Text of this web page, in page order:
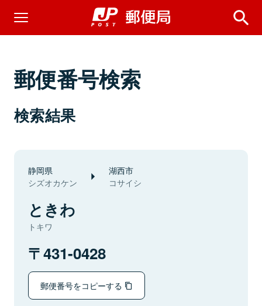
郵便番号検索
検索結果
静岡県
シズオカケン
湖西市
コサイシ
ときわ
トキワ
431-0428
郵便番号をコピーする